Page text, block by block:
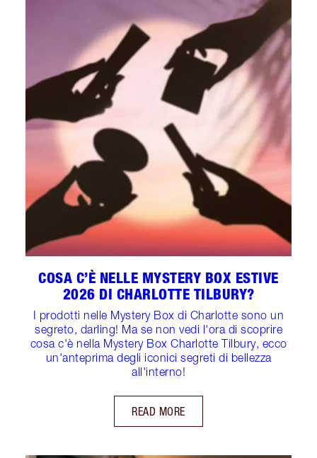
COSA C’È NELLE MYSTERY BOX ESTIVE
2026 DI CHARLOTTE TILBURY?
I prodotti nelle Mystery Box di Charlotte sono un
segreto, darling! Ma se non vedi l'ora di scoprire
cosa c'è nella Mystery Box Charlotte Tilbury, ecco
un'anteprima degli iconici segreti di bellezza
all'interno!
READ MORE